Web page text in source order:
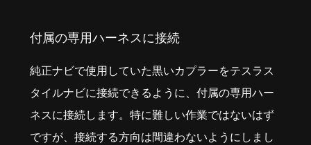
付属の専用ハーネスに接続
純正ナビで使用していた黒いカプラーをテスラス
タイルナビに接続できるように、付属の専用ハー
ネスに接続します。特に難しい作業ではないはず
ですが、接続する方向は間違わないようにしまし